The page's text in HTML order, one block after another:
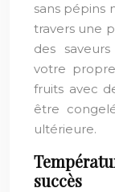
sans pépins
travers une
des
votre
fruits avec
être
ultérieure.
succès